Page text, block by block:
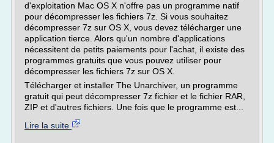
d'exploitation Mac OS X n'offre pas un programme natif
pour décompresser les fichiers 7z. Si vous souhaitez
décompresser 7z sur OS X, vous devez télécharger une
application tierce. Alors qu'un nombre d'applications
nécessitent de petits paiements pour l'achat, il existe des
programmes gratuits que vous pouvez utiliser pour
décompresser les fichiers 7z sur OS X.
Télécharger et installer The Unarchiver, un programme
gratuit qui peut décompresser 7z fichier et le fichier RAR,
ZIP et d'autres fichiers. Une fois que le programme est...
Lire la suite